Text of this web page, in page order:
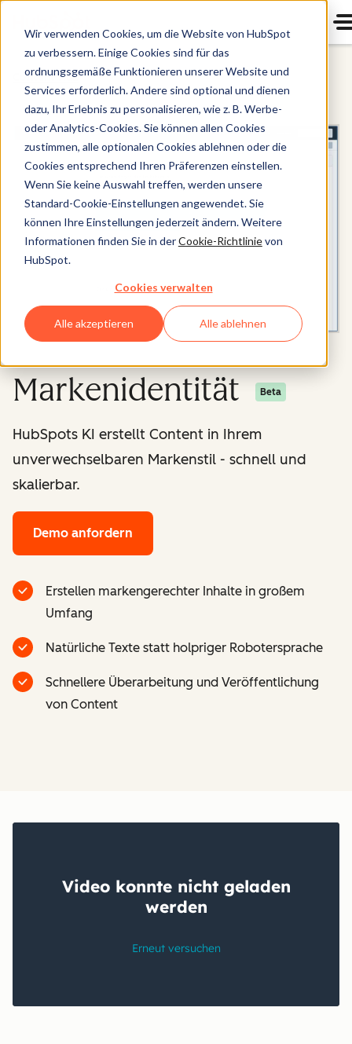
Wir verwenden Cookies, um die Website von HubSpot
zu verbessern. Einige Cookies sind für das
ordnungsgemäße Funktionieren unserer Website und
Services erforderlich. Andere sind optional und dienen
dazu, Ihr Erlebnis zu personalisieren, wie z. B. Werbe-
oder Analytics-Cookies. Sie können allen Cookies
zustimmen, alle optionalen Cookies ablehnen oder die
Cookies entsprechend Ihren Präferenzen einstellen.
Wenn Sie keine Auswahl treffen, werden unsere
Standard-Cookie-Einstellungen angewendet. Sie
können Ihre Einstellungen jederzeit ändern. Weitere
Informationen finden Sie in derCookie-Richtlinievon
HubSpot.
Cookies verwalten
Alle akzeptieren Alle ablehnen
Content Hub
Markenidentität Beta
HubSpots KI erstellt Content in Ihrem
unverwechselbaren Markenstil - schnell und
skalierbar.
Demo anfordern
Erstellen markengerechter Inhalte in großem
Umfang
Natürliche Texte statt holpriger Robotersprache
Schnellere Überarbeitung und Veröffentlichung
von Content